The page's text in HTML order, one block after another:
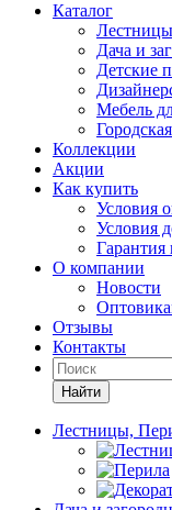
Каталог
Дача и
Детские
Мебель
Коллекции
Акции
Как купить
Условия
Условия
Гарантия
О компании
Новости
Отзывы
Контакты
Найти
Лестницы,